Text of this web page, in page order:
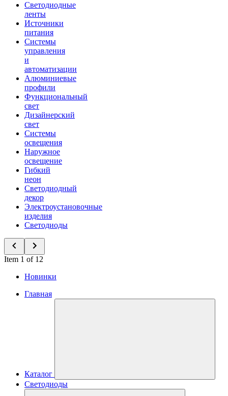
Светодиодные
ленты
Источники
питания
Системы
управления
и
автоматизации
Алюминиевые
профили
Функциональный
свет
Дизайнерский
свет
Системы
освещения
Наружное
освещение
Гибкий
неон
Светодиодный
декор
Электроустановочные
изделия
Светодиоды
Item 1 of 12
Новинки
Главная
Каталог
Светодиоды